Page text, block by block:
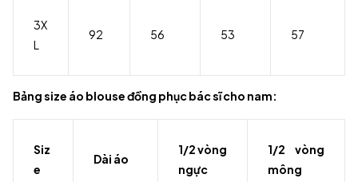
3X
L
92 56 53 57
Bảng size áo blouse đồng phục bác sĩ cho nam:
Siz
e
Dài áo
1/2 vòng
ngực
1/2 vòng
mông